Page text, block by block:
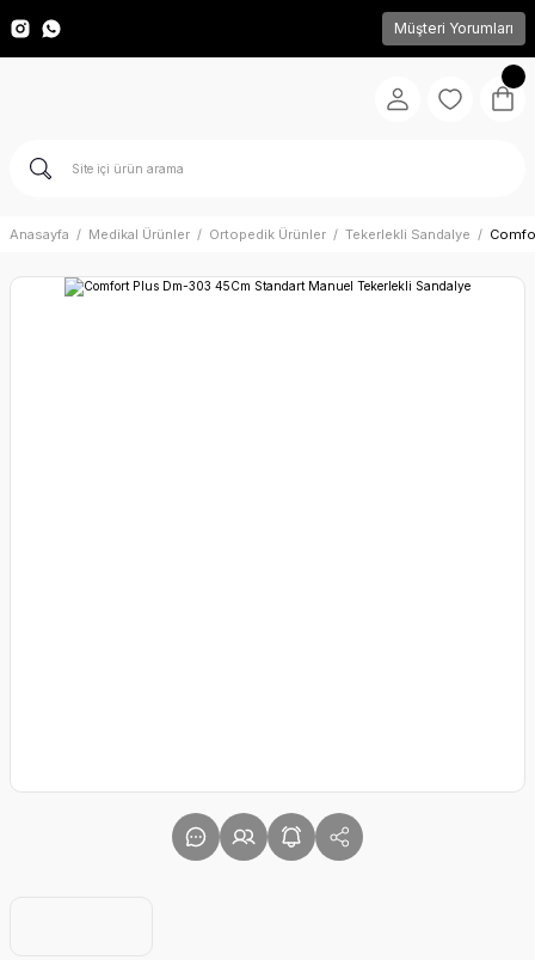
Müşteri Yorumları
Anasayfa Medikal Ürünler Ortopedik Ürünler Tekerlekli Sandalye